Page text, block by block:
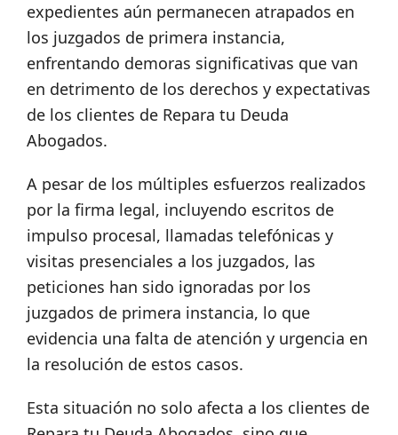
expedientes aún permanecen atrapados en
los juzgados de primera instancia,
enfrentando demoras significativas que van
en detrimento de los derechos y expectativas
de los clientes de Repara tu Deuda
Abogados.
A pesar de los múltiples esfuerzos realizados
por la firma legal, incluyendo escritos de
impulso procesal, llamadas telefónicas y
visitas presenciales a los juzgados, las
peticiones han sido ignoradas por los
juzgados de primera instancia, lo que
evidencia una falta de atención y urgencia en
la resolución de estos casos.
Esta situación no solo afecta a los clientes de